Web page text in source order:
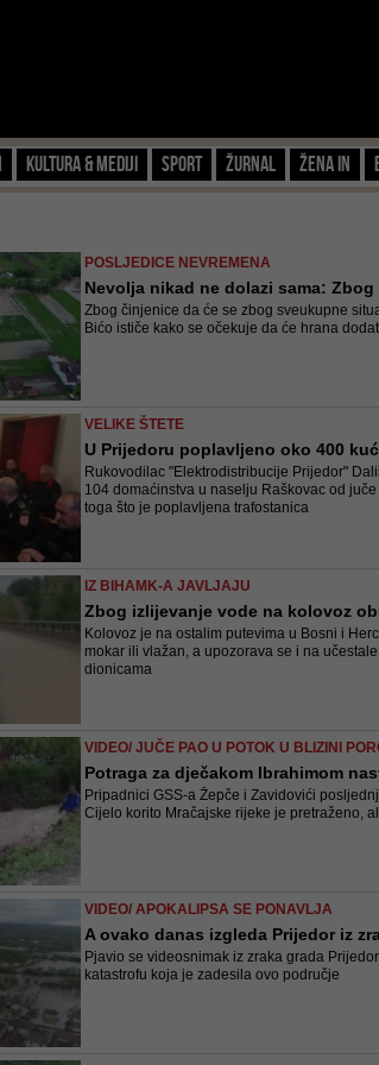
Kultura & Mediji Sport Žurnal Žena IN
POSLJEDICE NEVREMENA
Nevolja nikad ne dolazi sama:
Zbog činjenice da će se zbog sveukupne
Bićo ističe kako se očekuje da će hrana
VELIKE ŠTETE
U Prijedoru poplavljeno oko 400
Rukovodilac "Elektrodistribucije Prijedor"
104 domaćinstva u naselju Raškovac od
toga što je poplavljena trafostanica
IZ BIHAMK-A JAVLJAJU
Zbog izlijevanje vode na kolovoz
Kolovoz je na ostalim putevima u Bosni i
mokar ili vlažan, a upozorava se i na
dionicama
VIDEO/ JUČE PAO U POTOK U BLIZINI
Potraga za dječakom Ibrahimom
Pripadnici GSS-a Žepče i Zavidovići
Cijelo korito Mračajske rijeke je pretraženo,
VIDEO/ APOKALIPSA SE PONAVLJA
A ovako danas izgleda Prijedor iz
Pjavio se videosnimak iz zraka grada
katastrofu koja je zadesila ovo područje